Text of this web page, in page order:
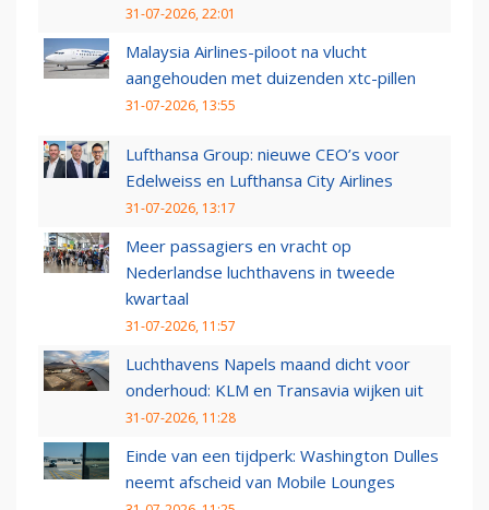
31-07-2026, 22:01
Malaysia Airlines-piloot na vlucht
aangehouden met duizenden xtc-pillen
31-07-2026, 13:55
Lufthansa Group: nieuwe CEO’s voor
Edelweiss en Lufthansa City Airlines
31-07-2026, 13:17
Meer passagiers en vracht op
Nederlandse luchthavens in tweede
kwartaal
31-07-2026, 11:57
Luchthavens Napels maand dicht voor
onderhoud: KLM en Transavia wijken uit
31-07-2026, 11:28
Einde van een tijdperk: Washington Dulles
neemt afscheid van Mobile Lounges